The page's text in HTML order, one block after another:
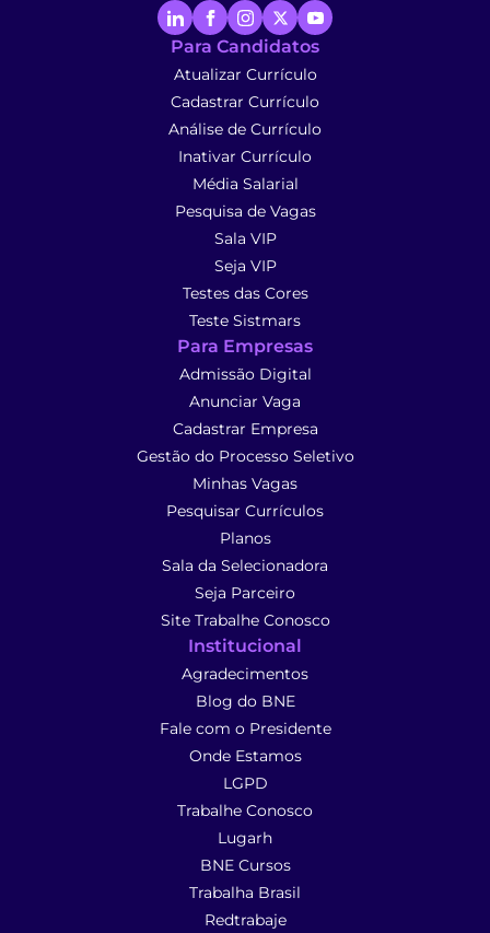
Para Candidatos
Atualizar Currículo
Cadastrar Currículo
Análise de Currículo
Inativar Currículo
Média Salarial
Pesquisa de Vagas
Sala VIP
Seja VIP
Testes das Cores
Teste Sistmars
Para Empresas
Admissão Digital
Anunciar Vaga
Cadastrar Empresa
Gestão do Processo Seletivo
Minhas Vagas
Pesquisar Currículos
Planos
Sala da Selecionadora
Seja Parceiro
Site Trabalhe Conosco
Institucional
Agradecimentos
Blog do BNE
Fale com o Presidente
Onde Estamos
LGPD
Trabalhe Conosco
Lugarh
BNE Cursos
Trabalha Brasil
Redtrabaje